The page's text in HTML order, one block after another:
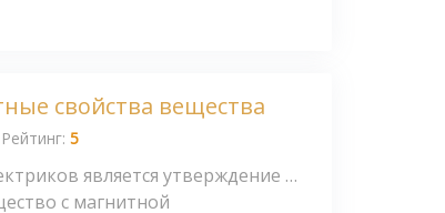
свойства вещества
Рейтинг: 5
является утверждение …
с магнитной